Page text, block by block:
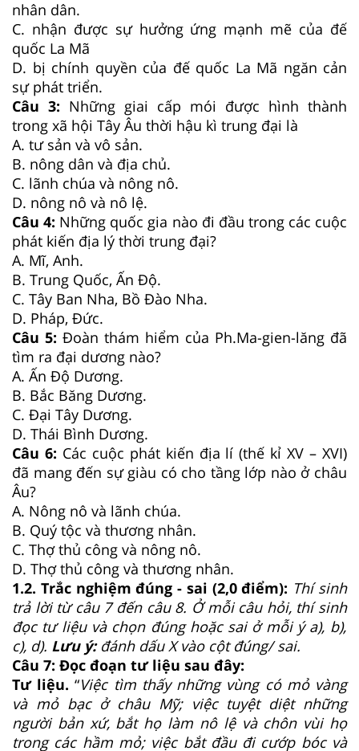
nhân dân.
C. nhận được sự hưởng ứng mạnh mẽ của đế
quốc La Mã
D. bị chính quyền của đế quốc La Mã ngăn cản
sự phát triển.
Câu 3: Những giai cấp mói được hình thành
trong xã hội Tây Âu thời hậu kì trung đại là
A. tư sản và vô sản.
B. nông dân và địa chủ.
C. lãnh chúa và nông nô.
D. nông nô và nô lệ.
Câu 4: Những quốc gia nào đi đầu trong các cuộc
phát kiến địa lý thời trung đại?
A. Mĩ, Anh.
B. Trung Quốc, Ấn Độ.
C. Tây Ban Nha, Bồ Đào Nha.
D. Pháp, Đức.
Câu 5: Đoàn thám hiểm của Ph.Ma-gien-lăng đã
tìm ra đại dương nào?
A. Ấn Độ Dương.
B. Bắc Băng Dương.
C. Đại Tây Dương.
D. Thái Bình Dương.
Câu 6: Các cuộc phát kiến địa lí (thế kỉ XV – XVI)
đã mang đến sự giàu có cho tầng lớp nào ở châu
Âu?
A. Nông nô và lãnh chúa.
B. Quý tộc và thương nhân.
C. Thợ thủ công và nông nô.
D. Thợ thủ công và thương nhân.
1.2. Trắc nghiệm đúng - sai (2,0 điểm): Thí sinh
trả lời từ câu 7 đến câu 8. Ở mỗi câu hỏi, thí sinh
đọc tư liệu và chọn đúng hoặc sai ở mỗi ý a), b),
c), d). Lưu ý:đánh dấu X vào cột đúng/ sai.
Câu 7: Đọc đoạn tư liệu sau đây:
Tư liệu.“Việc tìm thấy những vùng có mỏ vàng
và mỏ bạc ở châu Mỹ; việc tuyệt diệt những
người bản xứ, bắt họ làm nô lệ và chôn vùi họ
trong các hầm mỏ; việc bắt đầu đi cướp bóc và